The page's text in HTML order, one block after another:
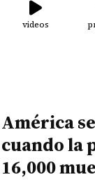
videos
América
cuando la
16,000